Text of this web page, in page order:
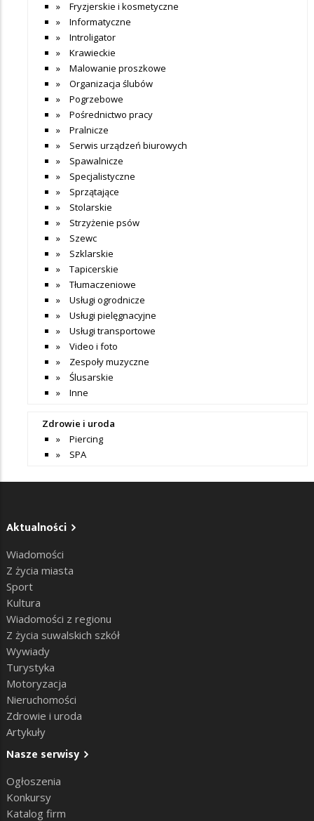
Fryzjerskie i kosmetyczne
Informatyczne
Introligator
Krawieckie
Malowanie proszkowe
Organizacja ślubów
Pogrzebowe
Pośrednictwo pracy
Pralnicze
Serwis urządzeń biurowych
Spawalnicze
Specjalistyczne
Sprzątające
Stolarskie
Strzyżenie psów
Szewc
Szklarskie
Tapicerskie
Tłumaczeniowe
Usługi ogrodnicze
Usługi pielęgnacyjne
Usługi transportowe
Video i foto
Zespoły muzyczne
Ślusarskie
Inne
Zdrowie i uroda
Piercing
SPA
Aktualności
Wiadomości
Z życia miasta
Sport
Kultura
Wiadomości z regionu
Z życia suwalskich szkół
Wywiady
Turystyka
Motoryzacja
Nieruchomości
Zdrowie i uroda
Artykuły
Nasze serwisy
Ogłoszenia
Konkursy
Katalog firm